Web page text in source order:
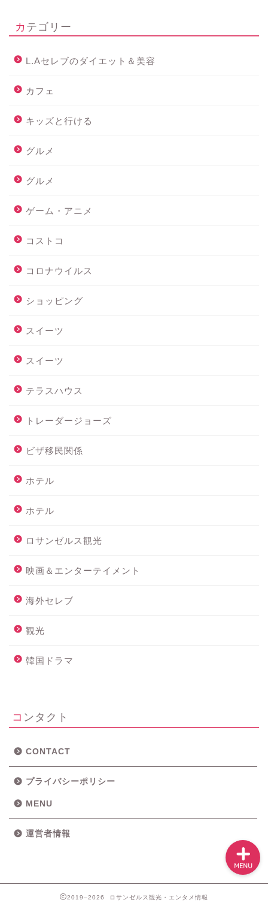
カテゴリー
L.Aセレブのダイエット＆美容
カフェ
キッズと行ける
グルメ
グルメ
ゲーム・アニメ
コストコ
コロナウイルス
ショッピング
スイーツ
スイーツ
テラスハウス
トレーダージョーズ
ビザ移民関係
ホテル
ホテル
ロサンゼルス観光
映画＆エンターテイメント
海外セレブ
観光
韓国ドラマ
コンタクト
CONTACT
プライバシーポリシー
MENU
運営者情報
2019–2026 ロサンゼルス観光・エンタメ情報
MENU